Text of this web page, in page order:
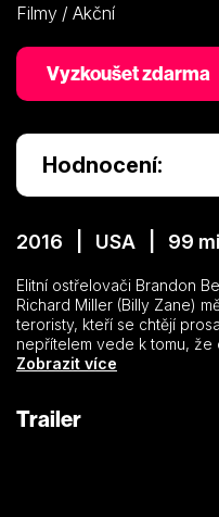
Filmy / Akční
Vyzkoušet zdarma
Hodnocení:
2016 | USA | 99
Elitní ostřelovači Brandon
Richard Miller (Billy Zane)
teroristy, kteří se chtějí
nepřítelem vede k tomu, že
střelcem, který znal jejich
Zobrazit více
Trailer